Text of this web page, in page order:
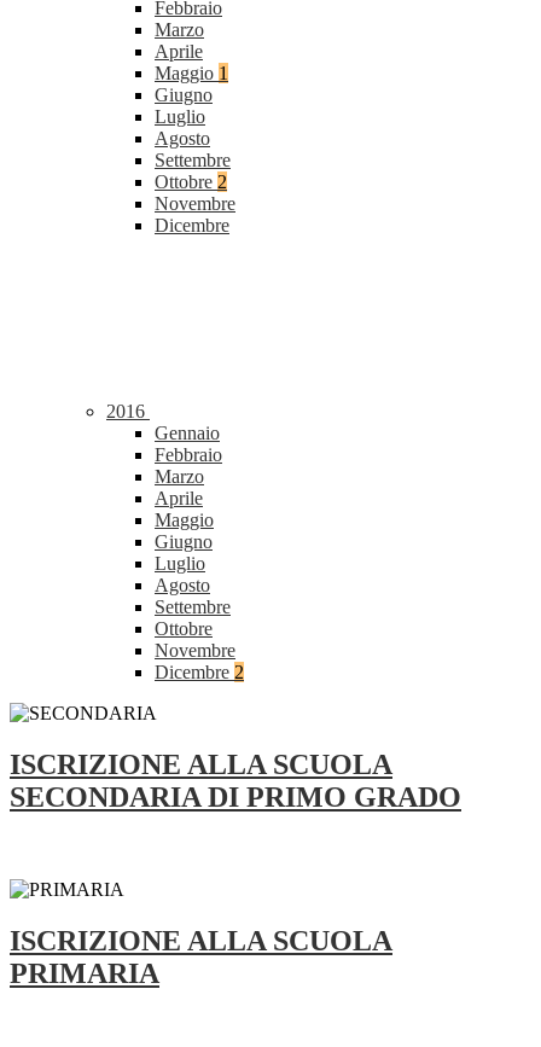
Febbraio
Marzo
Aprile
Maggio 1
Giugno
Luglio
Agosto
Settembre
Ottobre 2
Novembre
Dicembre
2016
Gennaio
Febbraio
Marzo
Aprile
Maggio
Giugno
Luglio
Agosto
Settembre
Ottobre
Novembre
Dicembre 2
ISCRIZIONE ALLA SCUOLA
SECONDARIA DI PRIMO GRADO
ISCRIZIONE ALLA SCUOLA
PRIMARIA